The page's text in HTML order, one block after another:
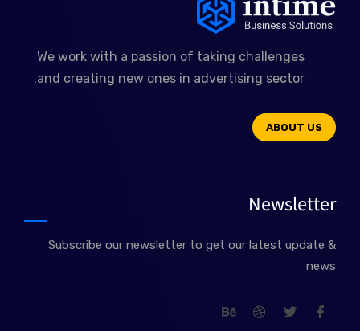
We work with a passion of taking challenges
and creating new ones in advertising sector.
ABOUT US
Newsletter
Subscribe our newsletter to get our latest update &
news